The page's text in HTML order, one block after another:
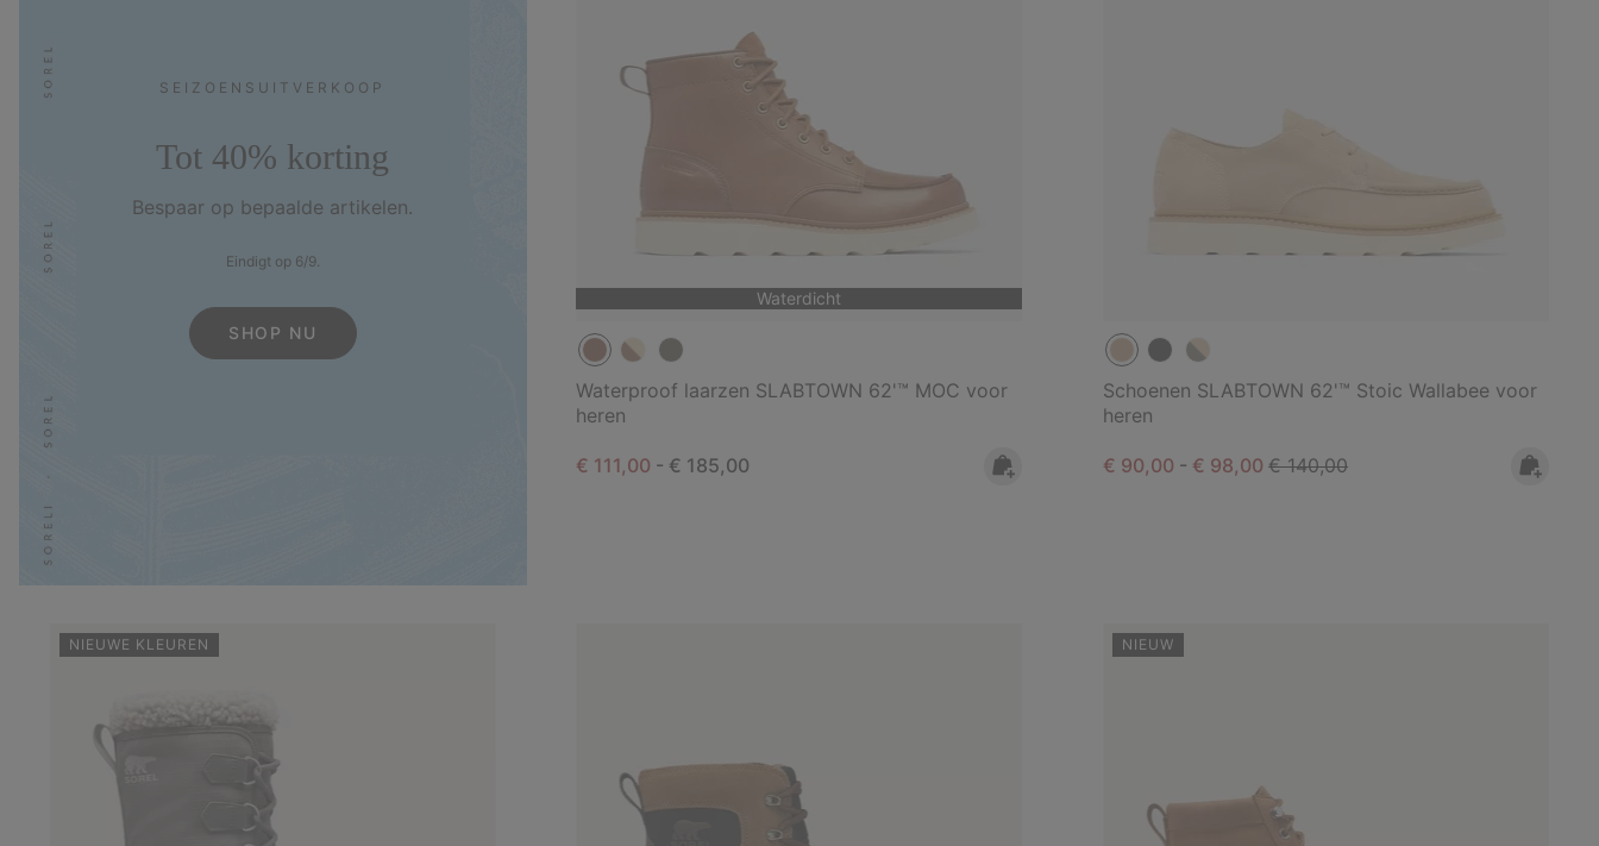
SEIZOENS­UITVERKOOP
Tot 40% korting
Bespaar op bepaalde artikelen.
Eindigt op 6/9.
SHOP NU
Waterdicht
Waterproof laarzen SLABTOWN 62'™ MOC voor
heren
Minimum sale price:
€ 111,00 - Maximum price:
€ 185,00
Schoenen SLABTOWN 62'™ Stoic Wallabee voor
heren
Minimum sale price:
€ 90,00 - Maximum sale price:
€ 98,00Regular price:
€ 140,00
NIEUWE KLEUREN NIEUW